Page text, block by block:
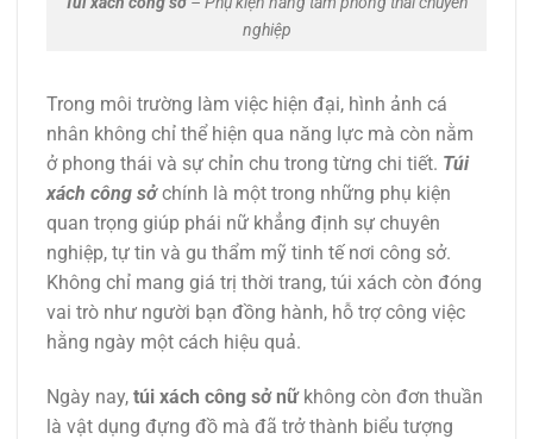
nghiệp
Trong môi trường làm việc hiện đại, hình ảnh cá
nhân không chỉ thể hiện qua năng lực mà còn nằm
ở phong thái và sự chỉn chu trong từng chi tiết. Túi
xách công sởchính là một trong những phụ kiện
quan trọng giúp phái nữ khẳng định sự chuyên
nghiệp, tự tin và gu thẩm mỹ tinh tế nơi công sở.
Không chỉ mang giá trị thời trang, túi xách còn đóng
vai trò như người bạn đồng hành, hỗ trợ công việc
hằng ngày một cách hiệu quả.
Ngày nay, túi xách công sở nữkhông còn đơn thuần
là vật dụng đựng đồ mà đã trở thành biểu tượng